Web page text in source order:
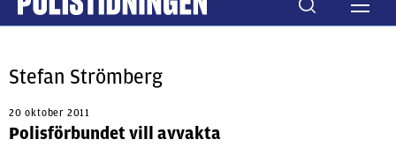
Stefan Strömberg
20 oktober 2011
Polisförbundet vill avvakta